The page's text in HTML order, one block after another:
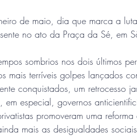
de maio, dia que marca a
no ato da Praça da Sé, em
sombrios nos dois últimos
mais terríveis golpes lançados
conquistados, um retrocesso
em especial, governos
promoveram uma
mais as desigualdades